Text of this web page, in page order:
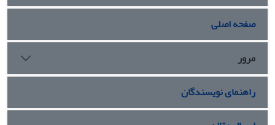
صفحه اصلی
مرور
راهنمای نویسندگان